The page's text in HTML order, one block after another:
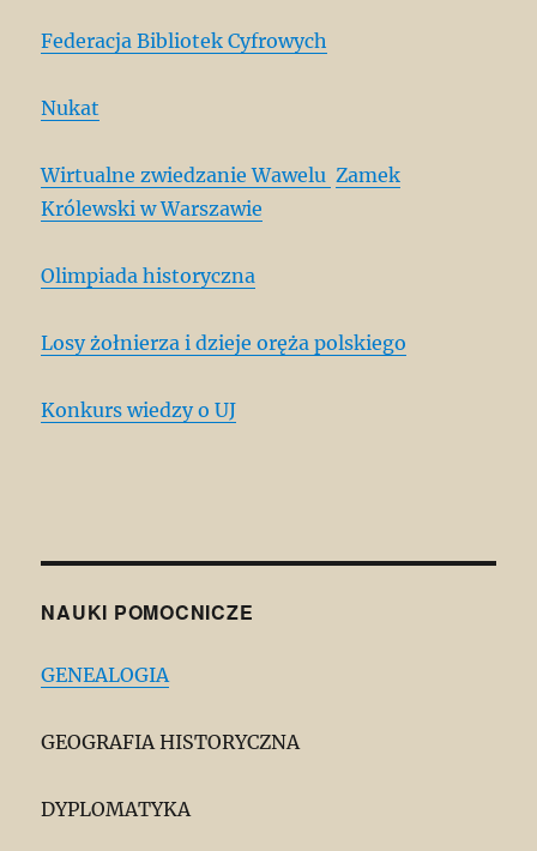
Federacja Bibliotek Cyfrowych
Nukat
Wirtualne zwiedzanie Wawelu Zamek
Królewski w Warszawie
Olimpiada historyczna
Losy żołnierza i dzieje oręża polskiego
Konkurs wiedzy o UJ
NAUKI POMOCNICZE
GENEALOGIA
GEOGRAFIA HISTORYCZNA
DYPLOMATYKA